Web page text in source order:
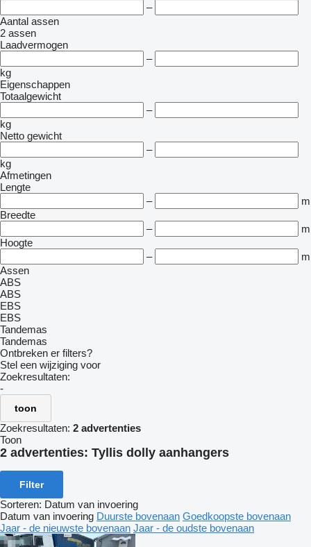
–
Aantal assen
2 assen
Laadvermogen
–
kg
Eigenschappen
Totaalgewicht
–
kg
Netto gewicht
–
kg
Afmetingen
Lengte
–
m
Breedte
–
m
Hoogte
–
m
Assen
ABS
ABS
EBS
EBS
Tandemas
Tandemas
Ontbreken er filters?
Stel een wijziging voor
Zoekresultaten:
-
toon
Zoekresultaten: 2 advertenties
Toon
2 advertenties: Tyllis dolly aanhangers
Filter
Sorteren: Datum van invoering
Datum van invoering Duurste bovenaan Goedkoopste bovenaan
Jaar - de nieuwste bovenaan Jaar - de oudste bovenaan